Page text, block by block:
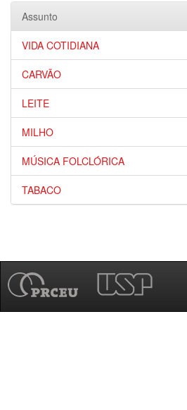
Assunto
VIDA COTIDIANA
CARVÃO
LEITE
MILHO
MÚSICA FOLCLÓRICA
TABACO